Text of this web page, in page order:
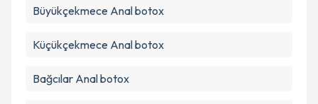
Büyükçekmece Anal botox
Küçükçekmece Anal botox
Bağcılar Anal botox